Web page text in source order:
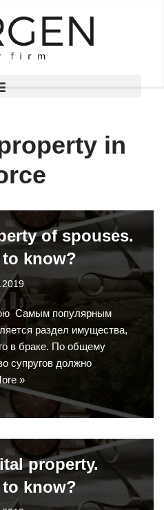
in
of spouses.
to know?
Самым популярным
раздел имущества,
в браке. По общему
супругов должно
»
property.
to know?